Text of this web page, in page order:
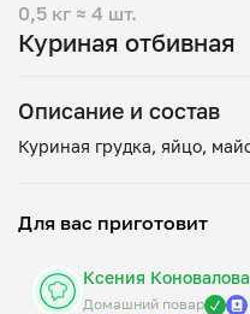
Куриная отбивная
0,5 кг ≈ 4 шт.
Описание и состав
Для вас приготовит
Ксения Коновалова
Домашний повар